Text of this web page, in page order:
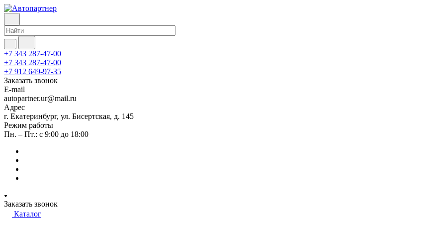
+7 343 287-47-00
+7 343 287-47-00
+7 912 649-97-35
Заказать звонок
E-mail
autopartner.ur@mail.ru
Адрес
г. Екатеринбург, ул. Бисертская, д. 145
Режим работы
Пн. – Пт.: с 9:00 до 18:00
Заказать звонок
Каталог